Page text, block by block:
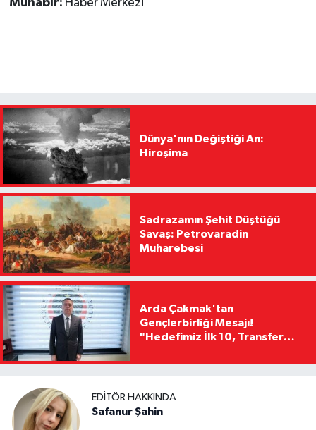
Muhabir: Haber Merkezi
Dünya'nın Değiştiği An:
Hiroşima
Sadrazamın Şehit Düştüğü
Savaş: Petrovaradin
Muharebesi
Arda Çakmak'tan
Gençlerbirliği Mesajı!
"Hedefimiz İlk 10, Transfer
Kaldıracağız"
EDITÖR HAKKINDA
Safanur Şahin